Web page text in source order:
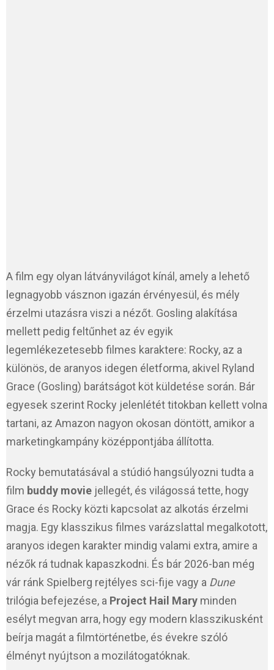
A film egy olyan látványvilágot kínál, amely a lehető
legnagyobb vásznon igazán érvényesül, és mély
érzelmi utazásra viszi a nézőt. Gosling alakítása
mellett pedig feltűnhet az év egyik
legemlékezetesebb filmes karaktere: Rocky, az a
különös, de aranyos idegen életforma, akivel Ryland
Grace (Gosling) barátságot köt küldetése során. Bár
egyesek szerint Rocky jelenlétét titokban kellett volna
tartani, az Amazon nagyon okosan döntött, amikor a
marketingkampány középpontjába állította.
Rocky bemutatásával a stúdió hangsúlyozni tudta a
film buddy movie jellegét, és világossá tette, hogy
Grace és Rocky közti kapcsolat az alkotás érzelmi
magja. Egy klasszikus filmes varázslattal megalkotott,
aranyos idegen karakter mindig valami extra, amire a
nézők rá tudnak kapaszkodni. És bár 2026-ban még
vár ránk Spielberg rejtélyes sci-fije vagy a Dune
trilógia befejezése, a Project Hail Mary minden
esélyt megvan arra, hogy egy modern klasszikusként
beírja magát a filmtörténetbe, és évekre szóló
élményt nyújtson a mozilátogatóknak.